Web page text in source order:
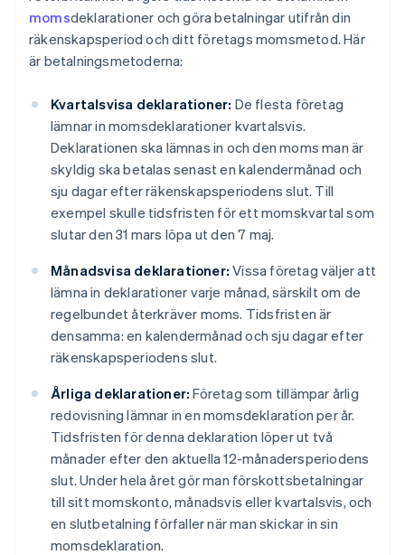
momsdeklarationer och göra betalningar utifrån din
räkenskapsperiod och ditt företags momsmetod. Här
är betalningsmetoderna:
Kvartalsvisa deklarationer: De flesta företag
lämnar in momsdeklarationer kvartalsvis.
Deklarationen ska lämnas in och den moms man är
skyldig ska betalas senast en kalendermånad och
sju dagar efter räkenskapsperiodens slut. Till
exempel skulle tidsfristen för ett momskvartal som
slutar den 31 mars löpa ut den 7 maj.
Månadsvisa deklarationer: Vissa företag väljer att
lämna in deklarationer varje månad, särskilt om de
regelbundet återkräver moms. Tidsfristen är
densamma: en kalendermånad och sju dagar efter
räkenskapsperiodens slut.
Årliga deklarationer: Företag som tillämpar årlig
redovisning lämnar in en momsdeklaration per år.
Tidsfristen för denna deklaration löper ut två
månader efter den aktuella 12-månadersperiodens
slut. Under hela året gör man förskottsbetalningar
till sitt momskonto, månadsvis eller kvartalsvis, och
en slutbetalning förfaller när man skickar in sin
momsdeklaration.